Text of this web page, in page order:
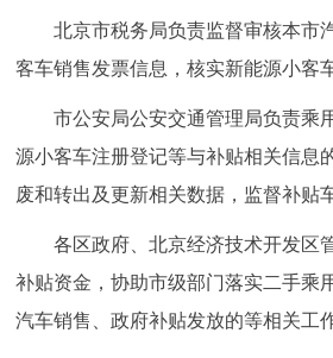
北京市税务局负责监督审核本市
客车销售发票信息，核实新能源小客
市公安局公安交通管理局负责乘
源小客车注册登记等与补贴相关信息
废和转出及更新相关数据，监督补贴
各区政府、北京经济技术开发区
补贴资金，协助市级部门落实二手乘
汽车销售、政府补贴发放的等相关工作